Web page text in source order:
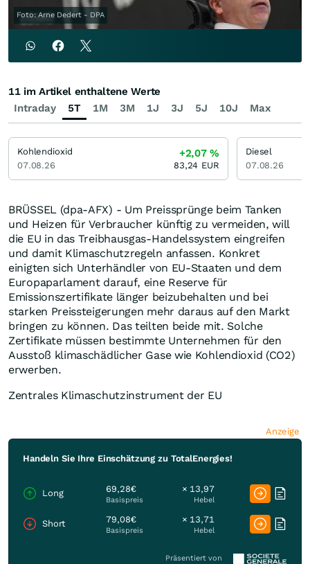
Foto: Arne Dedert - DPA
BRÜSSEL (dpa-AFX) - Um Preissprünge beim Tanken
und Heizen für Verbraucher künftig zu vermeiden, will
die EU in das Treibhausgas-Handelssystem eingreifen
und damit Klimaschutzregeln anfassen. Konkret
einigten sich Unterhändler von EU-Staaten und dem
Europaparlament darauf, eine Reserve für
Emissionszertifikate länger beizubehalten und bei
starken Preissteigerungen mehr daraus auf den Markt
bringen zu können. Das teilten beide mit. Solche
Zertifikate müssen bestimmte Unternehmen für den
Ausstoß klimaschädlicher Gase wie Kohlendioxid (CO2)
erwerben.
Zentrales Klimaschutzinstrument der EU
Anzeige
Handeln Sie Ihre Einschätzung zu TotalEnergies!
Long 69,28€
Basispreis
× 13,97
Hebel
Short 79,08€
Basispreis
× 13,71
Hebel
Präsentiert von
Intraday 5T 1M 3M 1J 3J 5J 10J Max
11 im Artikel enthaltene Werte
Kohlendioxid
07.08.26
+2,07%
83,24 EUR
Diesel
07.08.26